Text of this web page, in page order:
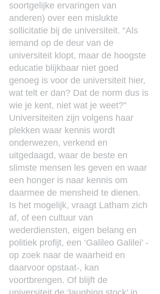
soortgelijke ervaringen van
anderen) over een mislukte
sollicitatie bij de universiteit. “Als
iemand op de deur van de
universiteit klopt, maar de hoogste
educatie blijkbaar niet goed
genoeg is voor de universiteit hier,
wat telt er dan? Dat de norm dus is
wie je kent, niet wat je weet?”
Universiteiten zijn volgens haar
plekken waar kennis wordt
onderwezen, verkend en
uitgedaagd, waar de beste en
slimste mensen les geven en waar
een honger is naar kennis om
daarmee de mensheid te dienen.
Is het mogelijk, vraagt Latham zich
af, of een cultuur van
wederdiensten, eigen belang en
politiek profijt, een ‘Galileo Galilei’ -
op zoek naar de waarheid en
daarvoor opstaat-, kan
voortbrengen. Of blijft de